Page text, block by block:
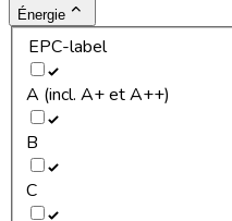
Énergie
EPC-label
A (incl. A+ et A++)
B
C